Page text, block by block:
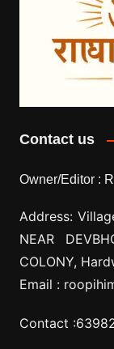
Contact us
Owner/Editor :
Address:
NEAR
COLONY,
Email :
Contact :